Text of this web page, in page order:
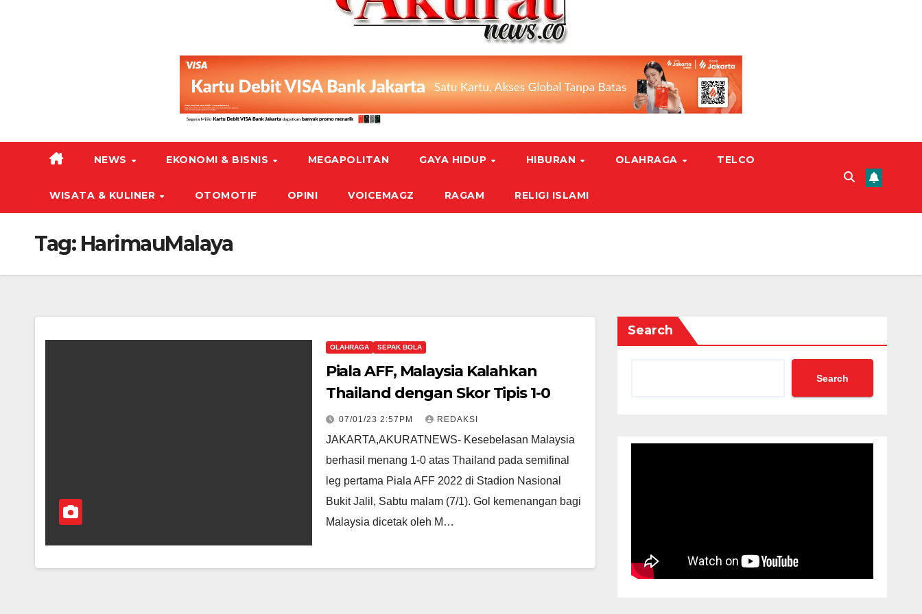
NEWS EKONOMI & BISNIS MEGAPOLITAN GAYA HIDUP HIBURAN OLAHRAGA TELCO
WISATA & KULINER OTOMOTIF OPINI VOICEMAGZ RAGAM RELIGI ISLAMI
Tag: HarimauMalaya
OLAHRAGA SEPAK BOLA
Piala AFF, Malaysia Kalahkan
Thailand dengan Skor Tipis 1-0
07/01/23 2:57PM REDAKSI
JAKARTA,AKURATNEWS- Kesebelasan Malaysia
berhasil menang 1-0 atas Thailand pada semifinal
leg pertama Piala AFF 2022 di Stadion Nasional
Bukit Jalil, Sabtu malam (7/1). Gol kemenangan bagi
Malaysia dicetak oleh M…
Search
Search